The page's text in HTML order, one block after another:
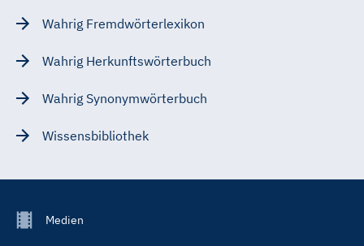
Wahrig Fremdwörterlexikon
Wahrig Herkunftswörterbuch
Wahrig Synonymwörterbuch
Wissensbibliothek
FooterMedien